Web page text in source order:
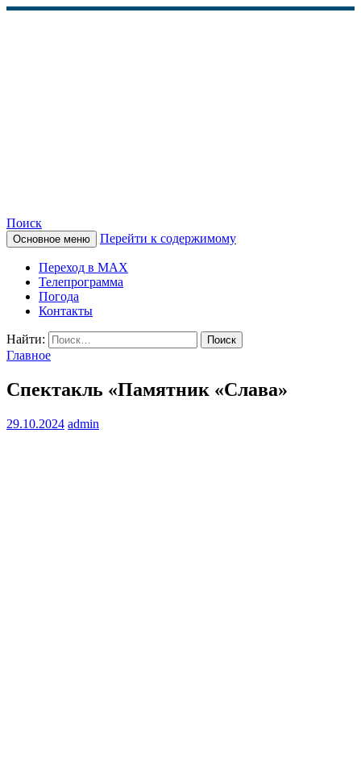
КАМЧАТСКОЕ
ИНФОРМАЦИОННОЕ
АГЕНТСТВО (КИА
«ВЕСТИ»)
Поиск
Основное меню Перейти к содержимому
Переход в MAX
Телепрограмма
Погода
Контакты
Найти:
Главное
Спектакль «Памятник «Слава»
29.10.2024 admin